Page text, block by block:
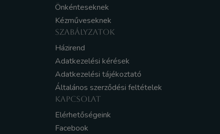
Önkénteseknek
Kézműveseknek
SZABÁLYZATOK
Házirend
Adatkezelési kérések
Adatkezelési tájékoztató
Általános szerződési feltételek
KAPCSOLAT
Elérhetőségeink
Facebook